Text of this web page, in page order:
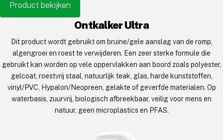
Product bekijken
Ontkalker Ultra
Dit product wordt gebruikt om bruine/gele aanslag van de romp,
algengroei en roest te verwijderen. Een zeer sterke formule die
gebruikt kan worden op vele oppervlakken aan boord zoals polyester,
gelcoat, roestvrij staal, natuurlijk teak, glas, harde kunststoffen,
vinyl/PVC, Hypalon/Neopreen, gelakte of geverfde materialen. Op
waterbasis, zuurvrij, biologisch afbreekbaar, veilig voor mens en
natuur, geen microplastics en PFAS.